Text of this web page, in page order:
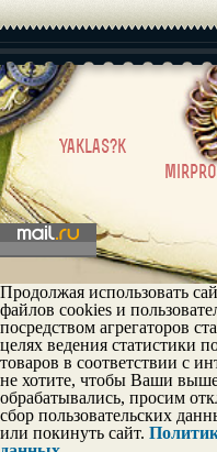
Yaklas?k
Продолжая использовать
файлов cookies и
посредством агрегаторов
целях ведения статистики
товаров в соответствии с
не хотите, чтобы Ваши
обрабатывались, просим
сбор пользовательских
или покинуть сайт.